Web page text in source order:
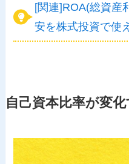
[関連]ROA(総資産
安を株式投資で使
自己資本比率が変